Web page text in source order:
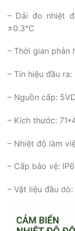
– Dải đo nhiệt
±0.3℃
– Thời gian phản
– Tín hiệu đầu
– Nguồn cấp:
– Kích thước:
– Nhiệt độ làm
– Cấp bảo vệ:
– Vật liệu đầu